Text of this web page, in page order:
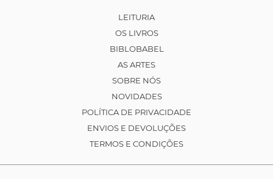
LEITURIA
OS LIVROS
BIBLOBABEL
AS ARTES
SOBRE NÓS
NOVIDADES
POLÍTICA DE PRIVACIDADE
ENVIOS E DEVOLUÇÕES
TERMOS E CONDIÇÕES